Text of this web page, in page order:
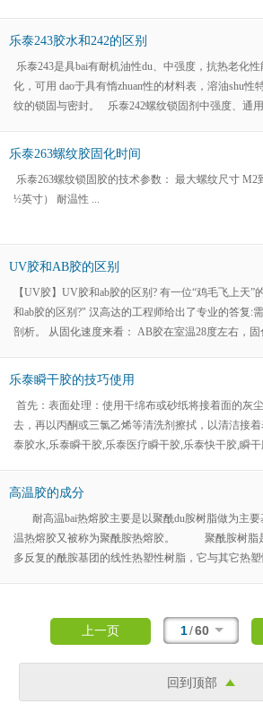
理或机器部件的清洁；它可以作为1.1.1-三氯乙烷的
洁处理
乐泰243胶水和242的区别
乐泰243是具bai有耐机油性du、中强度，抗热老化
化，可用 dao于具有惰zhuan性的材料表，溶油shu性
纹的锁固与密封。 乐泰242螺纹锁固剂中强度、通用
乐泰263螺纹胶固化时间
乐泰263螺纹锁固胶的技术参数： 最大螺纹尺寸 M2
½英寸） 耐温性 ...
UV胶和AB胶的区别
【UV胶】UV胶和ab胶的区别? 有一位“鸡毛飞上天
和ab胶的区别?" 汉高达的工程师给出了专业的答复:
剖析。 从固化速度来看： AB胶在室温28度左右，
时。 温度越高固化越快，冬天室温需求2~3天时间固
得模具一定要选透明的，
乐泰瞬干胶的技巧使用
首先：表面处理：使用干绵布或砂纸将接着面的灰
去，再以丙酮或三氯乙烯等清洗剂擦拭，以清洁接
泰胶水,乐泰瞬干胶,乐泰医疗瞬干胶,乐泰快干胶,瞬
污、铁锈等除去，再以丙酮或三氯乙烯等清洗剂擦拭
净，再可套上针头或PE滴管后使用，得以控制胶水
果。 3、涂胶技巧在被接着
高温胶的成分
耐高温bai热熔胶主要是以聚酰du胺树脂做为主要
温热熔胶又被称为聚酰胺热熔胶。 聚酰胺树脂
多反复的酰胺基团的线性热塑性树脂，它与其它热
加冷却即可疾速固化；也能使它在接近软化点的温度
接性能。 由于聚酰胺树脂的酰胺基团上的氢，能
上一页 1/60
回到顶部